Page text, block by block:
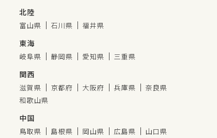
北陸
富山県 石川県 福井県
東海
岐阜県 静岡県 愛知県 三重県
関西
滋賀県 京都府 大阪府 兵庫県
奈良県
和歌山県
中国
鳥取県 島根県 岡山県 広島県 山口県